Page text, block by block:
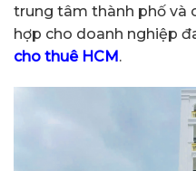
trung tâm thành phố và
hợp cho doanh nghiệp
cho thuê HCM .